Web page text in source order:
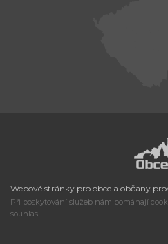
Webové stránky pro obce a občany
Při poskytování služeb nám pomáhají
souhlas.